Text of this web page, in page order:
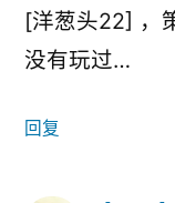
[洋葱头22] ，
没有玩过…
回复